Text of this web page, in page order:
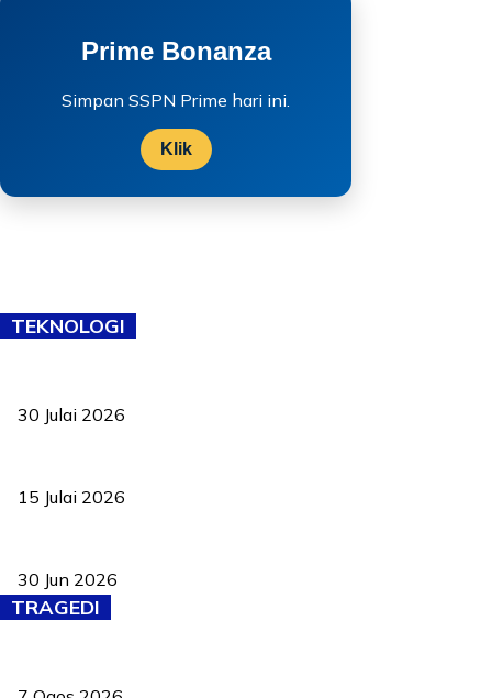
Prime Bonanza
Simpan SSPN Prime hari ini.
Klik
TEKNOLOGI
30 Julai 2026
15 Julai 2026
30 Jun 2026
TRAGEDI